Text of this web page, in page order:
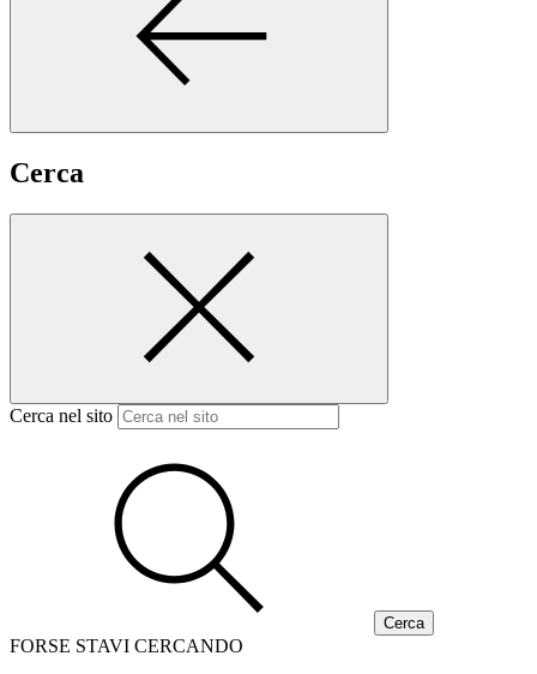
Cerca
Cerca nel sito
FORSE STAVI CERCANDO